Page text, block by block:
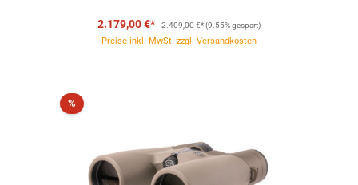
2.179,00 €* Regulärer Preis:
2.409,00 €*(9.55% gespart)
Preise inkl. MwSt. zzgl. Versandkosten
%Rabatt